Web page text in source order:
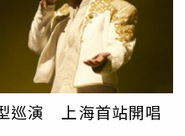
」進行自我介紹，卻誤將其
Gay曹格，請多多指教」，
文曝光後引來大批網友留
Gay」、「請多多指教」，
是不是打錯了」，將原本的
部分粉絲替他緩頰，認為應
」，相關留言使討論持續升
巡演 上海首站開唱